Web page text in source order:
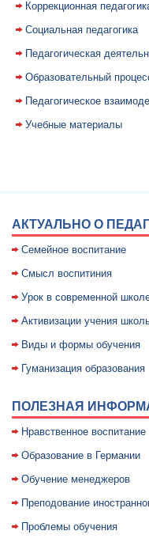
Коррекционная
Социальная педагогика
Педагогическая
Образовательный
Педагогическое
Учебные материалы
АКТУАЛЬНО О
Семейное воспитание
Смысл воспитиния
Уpок в совpеменной
Активизации учения
Виды и формы обучения
Гуманизация образования
ПОЛЕЗНАЯ
Нравственное воспитание
Образование в Германии
Обучение менеджеров
Преподование
Проблемы обучения